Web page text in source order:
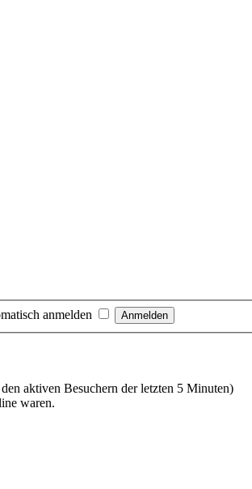
anmelden
aktiven Besuchern der letzten 5 Minuten)
waren.